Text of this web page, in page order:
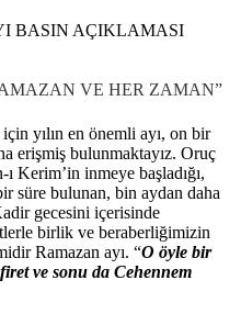
BASIN AÇIKLAMASI
VE HER ZAMAN”
yılın en önemli ayı, on bir
erişmiş bulunmaktayız. Oruç
Kerim’in inmeye başladığı,
süre bulunan, bin aydan daha
gecesini içerisinde
birlik ve beraberliğimizin
Ramazan ayı. “O öyle bir
ve sonu da Cehennem